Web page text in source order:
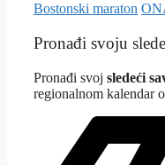
Bostonski maraton
Pronađi svoju
Pronađi svoj sledeći
regionalnom kalendar